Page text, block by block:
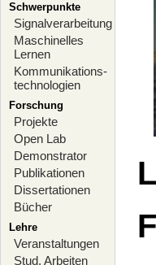
Schwerpunkte
Signalverarbeitung
Maschinelles
Lernen
Kommunikations-
technologien
Forschung
Projekte
Open Lab
Demonstrator
Publikationen
Dissertationen
Bücher
Lehre
Veranstaltungen
Stud. Arbeiten